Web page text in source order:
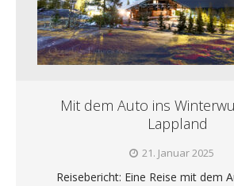
Mit dem Auto ins
Lappland
21. Januar 2025
Reisebericht: Eine Reise mit dem